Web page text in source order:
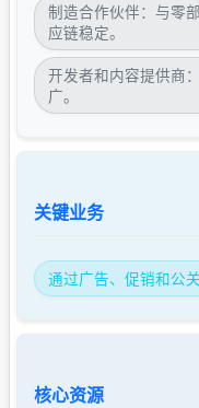
制造合作伙伴：与零
应链稳定。
开发者和内容提供商
广。
关键业务
通过广告、促销和公
核心资源